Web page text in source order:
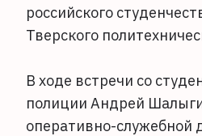
российского
Тверского
В ходе встречи со
полиции Андрей
оперативно-служебной